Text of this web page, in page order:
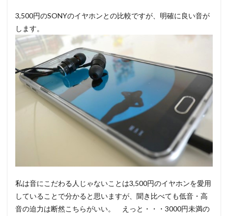
3,500円のSONYのイヤホンとの比較ですが、明確に良い音が
します。
私は音にこだわる人じゃないことは3,500円のイヤホンを愛用
していることで分かると思いますが、聞き比べても低音・高
音の迫力は断然こちらがいい。 えっと・・・3000円未満の